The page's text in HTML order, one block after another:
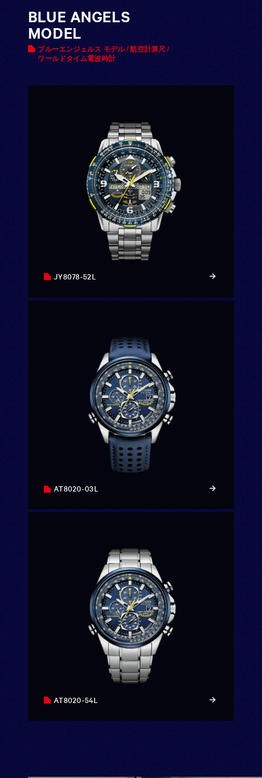
BLUE ANGELS
MODEL
ブルーエンジェルス モデル / 航空計算尺 /
ワールドタイム電波時計
JY8078-52L
AT8020-03L
AT8020-54L